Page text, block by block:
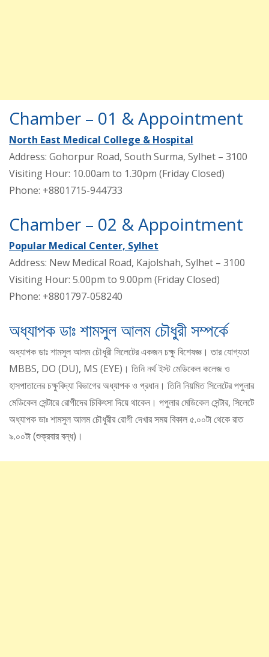
Chamber – 01 & Appointment
North East Medical College & Hospital
Address: Gohorpur Road, South Surma, Sylhet – 3100
Visiting Hour: 10.00am to 1.30pm (Friday Closed)
Phone: +8801715-944733
Chamber – 02 & Appointment
Popular Medical Center, Sylhet
Address: New Medical Road, Kajolshah, Sylhet – 3100
Visiting Hour: 5.00pm to 9.00pm (Friday Closed)
Phone: +8801797-058240
অধ্যাপক ডাঃ শামসুল আলম চৌধুরী সম্পর্কে
অধ্যাপক ডাঃ শামসুল আলম চৌধুরী সিলেটের একজন চক্ষু বিশেষজ্ঞ। তার যোগ্যতা
MBBS, DO (DU), MS (EYE)। তিনি নর্থ ইস্ট মেডিকেল কলেজ ও
হাসপাতালের চক্ষুবিদ্যা বিভাগের অধ্যাপক ও প্রধান। তিনি নিয়মিত সিলেটের পপুলার
মেডিকেল সেন্টারে রোগীদের চিকিৎসা দিয়ে থাকেন। পপুলার মেডিকেল সেন্টার, সিলেটে
অধ্যাপক ডাঃ শামসুল আলম চৌধুরীর রোগী দেখার সময় বিকাল ৫.০০টা থেকে রাত
৯.০০টা (শুক্রবার বন্ধ)।